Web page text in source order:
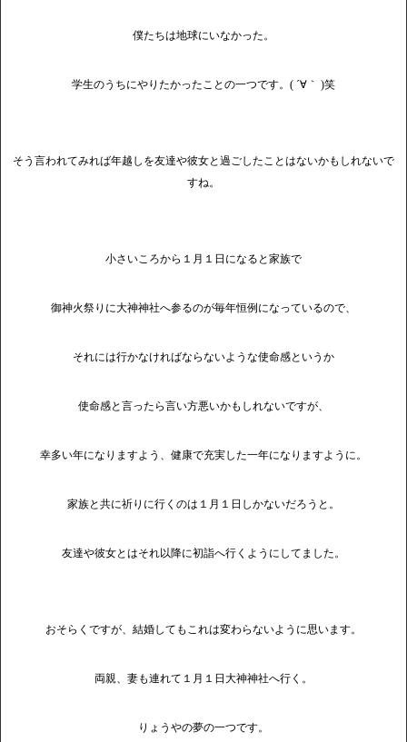
僕たちは地球にいなかった。
学生のうちにやりたかったことの一つです。( ´∀｀ )笑
そう言われてみれば年越しを友達や彼女と過ごしたことはないかもしれないで
すね。
小さいころから１月１日になると家族で
御神火祭りに大神神社へ参るのが毎年恒例になっているので、
それには行かなければならないような使命感というか
使命感と言ったら言い方悪いかもしれないですが、
幸多い年になりますよう、健康で充実した一年になりますように。
家族と共に祈りに行くのは１月１日しかないだろうと。
友達や彼女とはそれ以降に初詣へ行くようにしてました。
おそらくですが、結婚してもこれは変わらないように思います。
両親、妻も連れて１月１日大神神社へ行く。
りょうやの夢の一つです。